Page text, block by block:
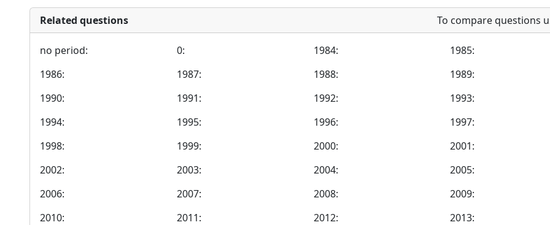
Related questions To compare questions
no period: 0: 1984:
1985:
1986:
1987: 1988:
1989:
1990:
1991: 1992:
1993:
1994:
1995: 1996:
1997:
1998:
1999: 2000:
2001:
2002:
2003: 2004:
2005:
2006:
2007: 2008:
2009:
2010:
2011:
2012:
2013: